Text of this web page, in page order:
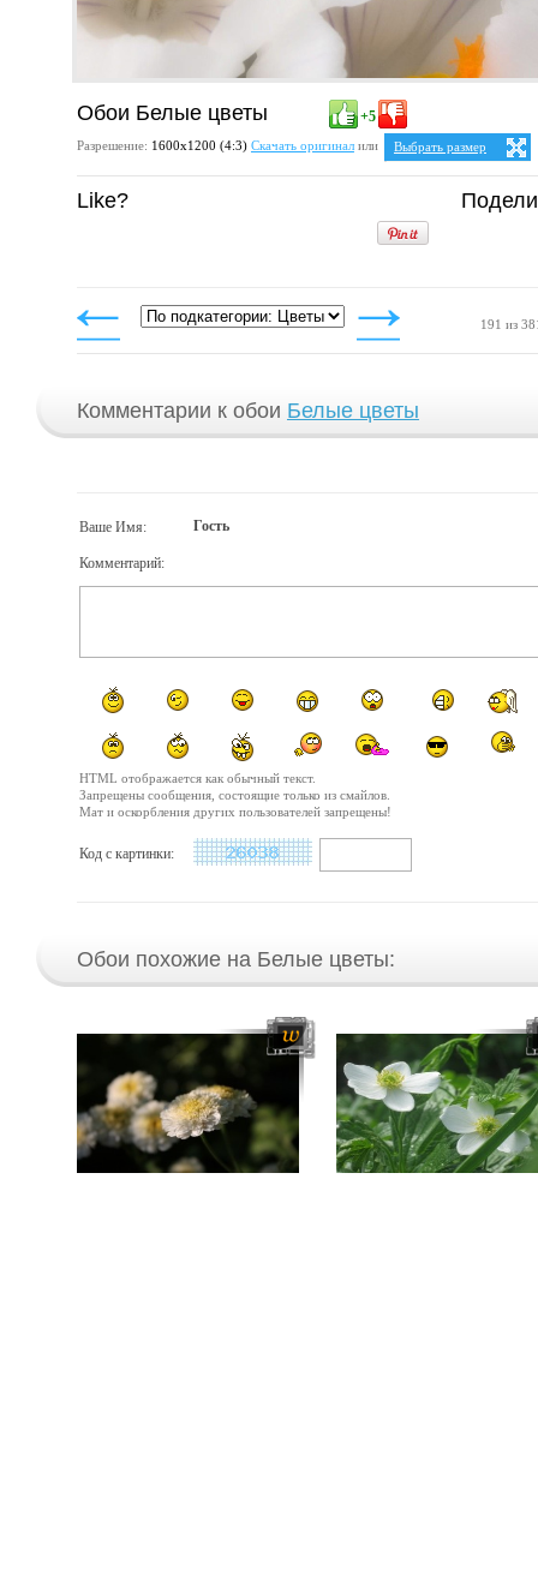
Обои Белые цветы +5
Разрешение: 1600х1200 (4:3) Скачать оригиналили
Выбрать размер
Ваше разрешение:Не
1280x1024
1600x1280
4:3
1600x1200
Like?
191 из
Комментарии к обои Белые цветы
Ваше Имя: Гость
Комментарий:
HTML отображается как обычный текст.
Запрещены сообщения, состоящие только из смайлов.
Мат и оскорбления других пользователей запрещены!
Код с картинки:
Обои похожие на Белые цветы: